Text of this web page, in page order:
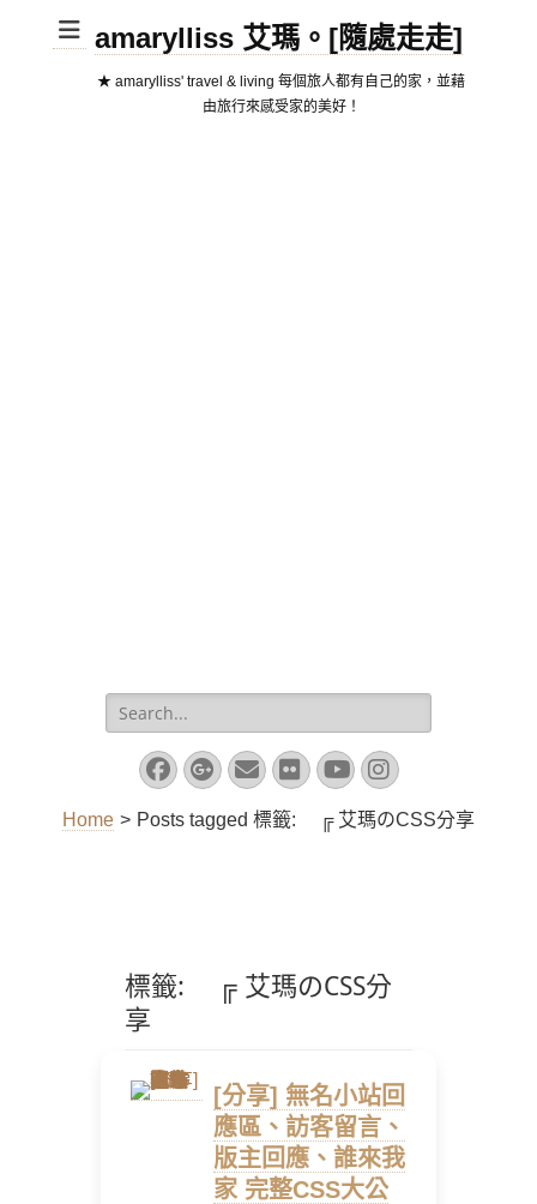
amarylliss 艾瑪。[隨處走走]
★ amarylliss' travel & living 每個旅人都有自己的家，並藉
由旅行來感受家的美好！
Search
for:
Facebook
Googleplus
EmailFlickrYouTube
Instagram
Home > Posts tagged 標籤: ╔ 艾瑪のCSS分享
標籤:
╔ 艾瑪のCSS分
享
[分享] 無名小站回
應區、訪客留言、
版主回應、誰來我
家 完整CSS大公